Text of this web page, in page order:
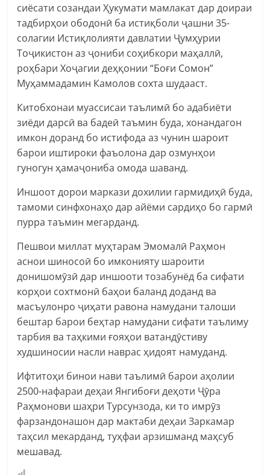
сиёсати созандаи Ҳукумати мамлакат дар доираи
тадбирҳои ободонӣ ба истиқболи ҷашни 35-
солагии Истиқлолияти давлатии Ҷумҳурии
Тоҷикистон аз ҷониби соҳибкори маҳаллӣ,
роҳбари Хоҷагии деҳқонии “Боғи Сомон”
Муҳаммадамин Камолов сохта шудааст.
Китобхонаи муассисаи таълимӣ бо адабиёти
зиёди дарсӣ ва бадеӣ таъмин буда, хонандагон
имкон доранд бо истифода аз чунин шароит
барои иштироки фаъолона дар озмунҳои
гуногун ҳамаҷониба омода шаванд.
Иншоот дорои маркази дохилии гармидиҳӣ буда,
тамоми синфхонаҳо дар айёми сардиҳо бо гармӣ
пурра таъмин мегарданд.
Пешвои миллат муҳтарам Эмомалӣ Раҳмон
аснои шиносоӣ бо имконияту шароити
донишомӯзӣ дар иншооти тозабунёд ба сифати
корҳои сохтмонӣ баҳои баланд доданд ва
масъулонро ҷиҳати равона намудани талоши
бештар барои беҳтар намудани сифати таълиму
тарбия ва таҳкими ғояҳои ватандӯстиву
худшиносии насли наврас ҳидоят намуданд.
Ифтитоҳи бинои нави таълимӣ барои аҳолии
2500-нафараи деҳаи Янгибоғи деҳоти Ҷӯра
Раҳмонови шаҳри Турсунзода, ки то имрӯз
фарзандонашон дар мактаби деҳаи Заркамар
таҳсил мекарданд, туҳфаи арзишманд маҳсуб
мешавад.